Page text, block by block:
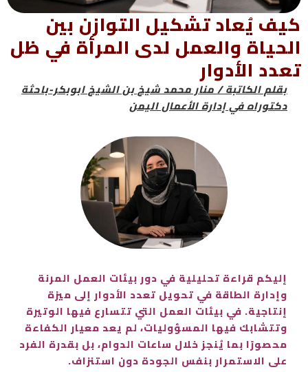
كيف يُعاد تشكيل التوازن بين
الحياة والعمل لدى المرأة في ظل
تعدد الأدوار
بقلم الكاتبة / منار محمد شيخ بن الشيخ ابوبكر-باحثة
دكتوراه في إدارة الأعمال اليمن
إليكم قراءة تحليلية في دور بيئات العمل المرنة
وإدارة الطاقة في تحويل تعدد الأدوار إلى ميزة
إنتاجية. في بيئات العمل التي تتسارع فيها الوتيرة
وتتشابك فيها المسؤوليات، لم يعد معيار الكفاءة
محصورًا بما يُنجز خلال ساعات الدوام، بل بقدرة الفرد
على الاستمرار بنفس الجودة دون استنزاف.